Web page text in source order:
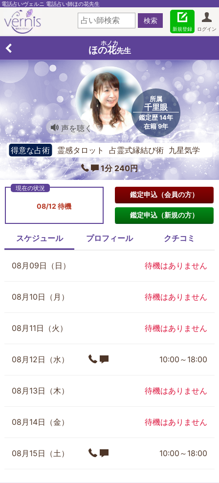
電話占いヴェルニ 電話占い師ほの花先生
ログイン
新規登録
ホノカ
ほの花先生
所属
千里眼
鑑定歴 14年
在籍 9年
声を聴く
得意な占術
霊感タロット 占霊式縁結び術 九星気学
1分 240円
08/12 待機
鑑定申込（会員の方）
鑑定申込（新規の方）
スケジュール プロフィール クチコミ
08月09日（日） 待機はありません
08月10日（月） 待機はありません
08月11日（火） 待機はありません
08月12日（水） 10:00～18:00
08月13日（木） 待機はありません
08月14日（金） 待機はありません
08月15日（土） 10:00～18:00